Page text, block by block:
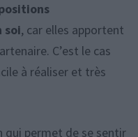
soi, car elles apportent
C’est le cas
à réaliser et très
qui permet de se sentir